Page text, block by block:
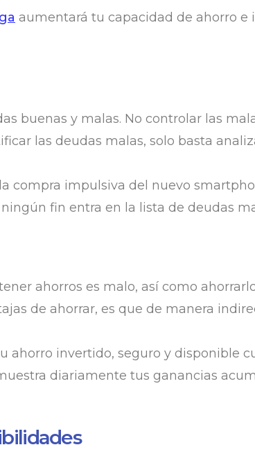
aumentará tu capacidad de ahorro e
buenas y malas. No controlar las
las deudas malas, solo basta
compra impulsiva del nuevo
fin entra en la lista de deudas
ahorros es malo, así como
de ahorrar, es que de manera
invertido, seguro y disponible
diariamente tus ganancias